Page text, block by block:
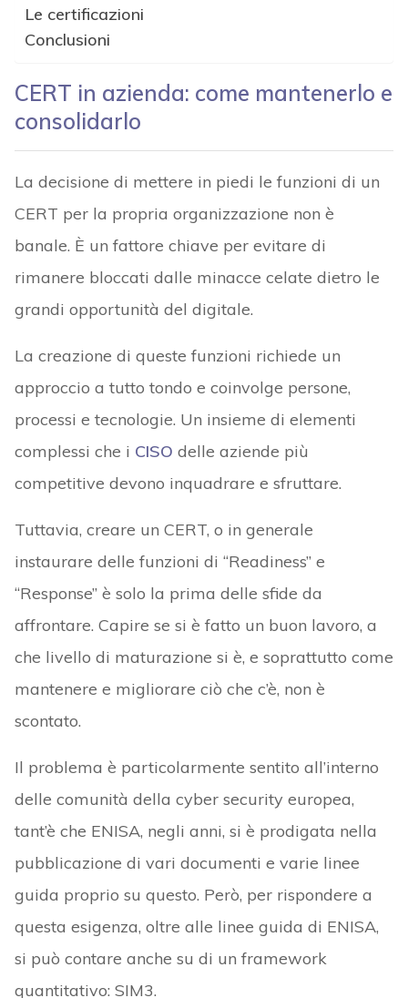
Le certificazioni
Conclusioni
CERT in azienda: come mantenerlo e
consolidarlo
La decisione di mettere in piedi le funzioni di un
CERT per la propria organizzazione non è
banale. È un fattore chiave per evitare di
rimanere bloccati dalle minacce celate dietro le
grandi opportunità del digitale.
La creazione di queste funzioni richiede un
approccio a tutto tondo e coinvolge persone,
processi e tecnologie. Un insieme di elementi
complessi che i CISO delle aziende più
competitive devono inquadrare e sfruttare.
Tuttavia, creare un CERT, o in generale
instaurare delle funzioni di “Readiness” e
“Response” è solo la prima delle sfide da
affrontare. Capire se si è fatto un buon lavoro, a
che livello di maturazione si è, e soprattutto come
mantenere e migliorare ciò che c’è, non è
scontato.
Il problema è particolarmente sentito all’interno
delle comunità della cyber security europea,
tant’è che ENISA, negli anni, si è prodigata nella
pubblicazione di vari documenti e varie linee
guida proprio su questo. Però, per rispondere a
questa esigenza, oltre alle linee guida di ENISA,
si può contare anche su di un framework
quantitativo: SIM3.